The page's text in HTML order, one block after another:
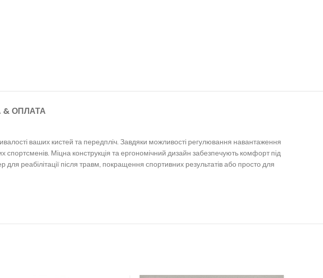
ОПЛАТА
ваших кистей та передпліч. Завдяки можливості регулювання навантаження
спортсменів. Міцна конструкція та ергономічний дизайн забезпечують комфорт під
для реабілітації після травм, покращення спортивних результатів або просто для